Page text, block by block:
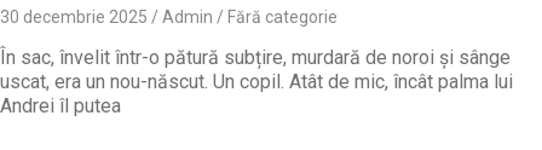
30 decembrie 2025 Admin Fără categorie
În sac, învelit într-o pătură subțire, murdară de noroi și sânge
uscat, era un nou-născut. Un copil. Atât de mic, încât palma lui
Andrei îl putea